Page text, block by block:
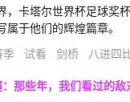
，卡塔尔世界杯足球奖
于他们的辉煌篇章。
季 试看 剑桥 八进四
那些年，我们看过的敌